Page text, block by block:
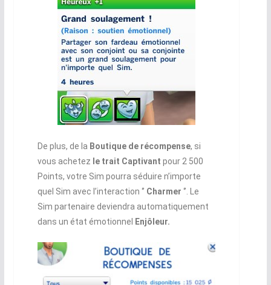
De plus, de la Boutique de récompense, si
vous achetez le trait Captivant pour 2 500
Points, votre Sim pourra séduire n’importe
quel Sim avec l’interaction ‘’ Charmer ‘’. Le
Sim partenaire deviendra automatiquement
dans un état émotionnel
Enjôleur.